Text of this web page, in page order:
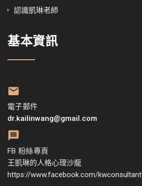
認識凱琳老師
基本資訊
電子郵件
dr.kailinwang@gmail.com
FB 粉絲專頁
王凱琳的人格心理沙龍
https://www.facebook.com/kwconsultant